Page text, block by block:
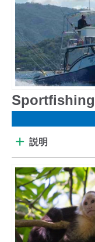
Sportfishing
説明